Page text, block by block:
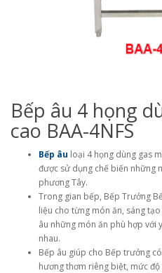
Bếp âu 4 họng
cao BAA-4NFS
Bếp âu loại 4 họng dùng gas
được sử dụng chế biến những
phương Tây.
Trong gian bếp, Bếp Trưởng
liệu cho từng món ăn, sáng
âu những món ăn phù hợp với
nhau.
Bếp âu giúp cho Bếp trưởng
hương thơm riêng biệt, mức